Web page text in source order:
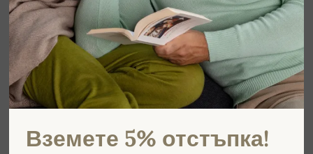
Вземете 5% отстъпка!